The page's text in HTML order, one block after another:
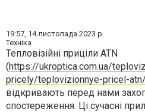
19:57, 14 листопада 2023 р.
Техніка
Тепловізійні приціли ATN
(https://ukroptica.com.ua/
pricely/teplovizionnye-pricel-atn/
відкривають перед нами
спостереження. Ці сучасні